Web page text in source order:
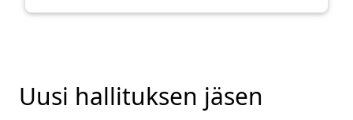
Uusi hallituksen jäsen